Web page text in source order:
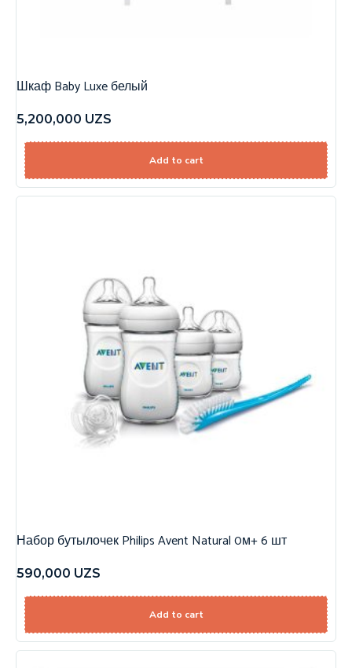
Шкаф Baby Luxe белый
5,200,000 UZS
Add to cart
Набор бутылочек Philips Avent Natural 0м+ 6 шт
590,000 UZS
Add to cart